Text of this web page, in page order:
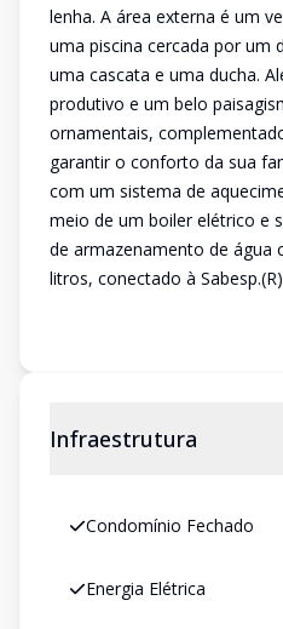
lenha. A área externa é um
uma piscina cercada por um
uma cascata e uma ducha.
produtivo e um belo
ornamentais,
garantir o conforto da sua
com um sistema de
meio de um boiler elétrico e
de armazenamento de água
litros, conectado à Sabesp.(R)
Infraestrutura
Condomínio Fechado
Energia Elétrica